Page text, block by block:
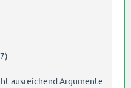
ausreichend Argumente